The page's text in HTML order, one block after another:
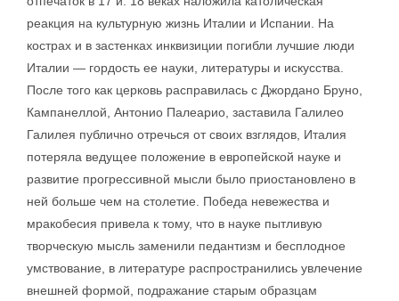
реакция на культурную жизнь Италии и Испании. На
кострах и в застенках инквизиции погибли лучшие люди
Италии — гордость ее науки, литературы и искусства.
После того как церковь расправилась с Джордано Бруно,
Кампанеллой, Антонио Палеарио, заставила Галилео
Галилея публично отречься от своих взглядов, Италия
потеряла ведущее положение в европейской науке и
развитие прогрессивной мысли было приостановлено в
ней больше чем на столетие. Победа невежества и
мракобесия привела к тому, что в науке пытливую
творческую мысль заменили педантизм и бесплодное
умствование, в литературе распространились увлечение
внешней формой, подражание старым образцам